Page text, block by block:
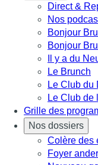
Direct &
Nos
Bonjour
Bonjour
Il y a du
Le Brunch
Le Club du
Le Club de
Grille des
Nos dossiers
Colère des
Foyer